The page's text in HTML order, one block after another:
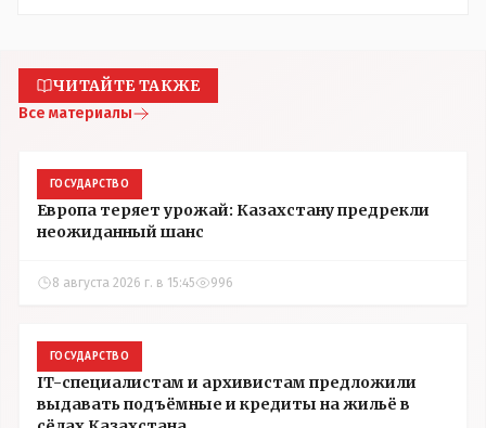
ЧИТАЙТЕ ТАКЖЕ
Все материалы
ГОСУДАРСТВО
Европа теряет урожай: Казахстану предрекли
неожиданный шанс
8 августа 2026 г. в 15:45 996
ГОСУДАРСТВО
IT-специалистам и архивистам предложили
выдавать подъёмные и кредиты на жильё в